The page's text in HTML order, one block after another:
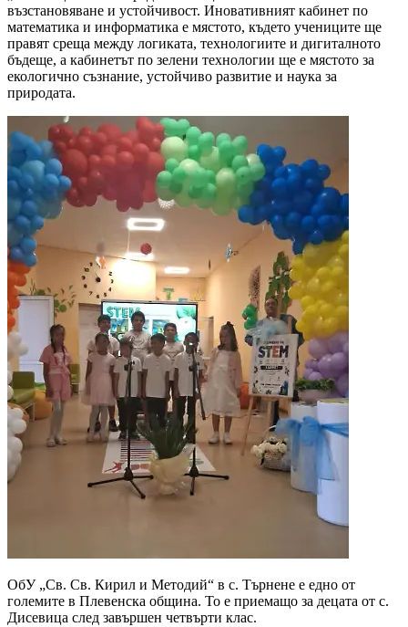
възстановяване и устойчивост. Иновативният кабинет по
математика и информатика е мястото, където учениците ще
правят среща между логиката, технологиите и дигиталното
бъдеще, а кабинетът по зелени технологии ще е мястото за
екологично съзнание, устойчиво развитие и наука за
природата.
ОбУ „Св. Св. Кирил и Методий“ в с. Търнене е едно от
големите в Плевенска община. То е приемащо за децата от с.
Дисевица след завършен четвърти клас.